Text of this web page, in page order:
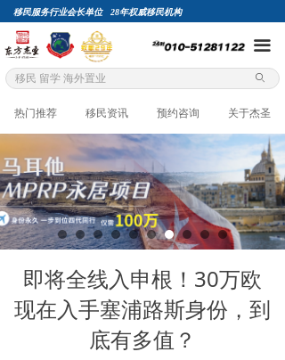
移民服务行业会长单位 28年权威移民机构
끀
ꄙ
热门推荐 移民资讯 预约咨询 关于杰圣
即将全线入申根！30万欧
现在入手塞浦路斯身份，到
底有多值？